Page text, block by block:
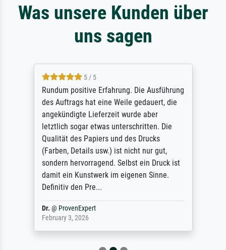
Was unsere Kunden über
uns sagen
5 / 5
Rundum positive Erfahrung. Die Ausführung
des Auftrags hat eine Weile gedauert, die
angekündigte Lieferzeit wurde aber
letztlich sogar etwas unterschritten. Die
Qualität des Papiers und des Drucks
(Farben, Details usw.) ist nicht nur gut,
sondern hervorragend. Selbst ein Druck ist
damit ein Kunstwerk im eigenen Sinne.
Definitiv den Pre...
Dr. @ ProvenExpert
February 3, 2026